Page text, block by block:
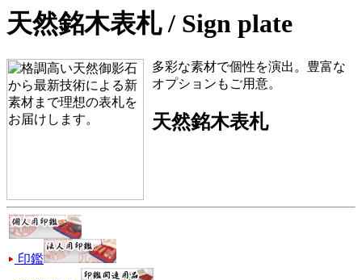
天然銘木表札 / Sign plate
多彩な素材で個性を演出。豊富な
オプションもご用意。
天然銘木表札
印鑑